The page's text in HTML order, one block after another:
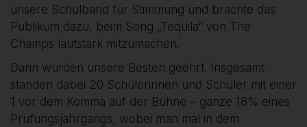
unsere Schulband für Stimmung und brachte das
Publikum dazu, beim Song „Tequila“ von The
Champs lautstark mitzumachen.
Dann wurden unsere Besten geehrt. Insgesamt
standen dabei 20 Schülerinnen und Schüler mit einer
1 vor dem Komma auf der Bühne – ganze 18% eines
Prüfungsjahrgangs, wobei man mal in dem